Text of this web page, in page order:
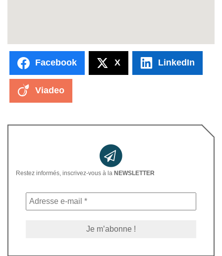
Facebook X LinkedIn
Viadeo
Restez informés, inscrivez-vous à la NEWSLETTER